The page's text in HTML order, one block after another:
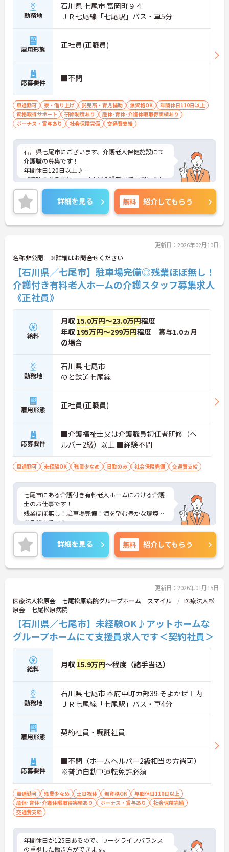
勤務地
石川県 七尾市 富岡町９４
ＪＲ七尾線「七尾駅」バス・車5分
雇用形態 正社員(正職員)
応募要件 ■不問
車通勤可 寮・借り上げ 託児所・育児補助 無資格OK
年間休日110日以上
資格取得サポート
研修制度あり
産休･育休･介護休暇取得実績あり
ボーナス・賞与あり
社会保険完備 交通費支給
石川県七尾市にございます、介護老人保健施設にて
介護職の募集です！
年間休日120日以上♪
ご興味のある方は、マイナビ介護職までお問い合わ
せください。
詳細を見る 無料 紹介してもらう
更新日：2026年02月10日
名称非公開 ※詳細はお問合せください
【石川県／七尾市】駐車場完備◎残業ほぼ無し！
介護付き有料老人ホームの介護スタッフ募集求人
《正社員》
給料
月収 15.0万円～23.0万円程度
年収 195万円～299万円程度 賞与1.0ヵ月
の場合
勤務地
石川県 七尾市
のと鉄道七尾線
雇用形態 正社員(正職員)
応募要件
■介護福祉士又は介護職員初任者研修（ヘ
ルパー2級）以上 ■経験不問
車通勤可 未経験OK 残業少なめ 日勤のみ 社会保険完備 交通費支給
七尾市にある介護付き有料老人ホームにおける介護
士のお仕事です！
残業ほぼ無し！駐車場完備！海を望む豊かな環境に
ある施設です！
ご興味ある方には、面接のポイントなど、さらに詳
細をお話致しますのでお気軽にご相談ください。
詳細を見る 無料 紹介してもらう
更新日：2026年01月15日
医療法人松原会 七尾松原病院グループホーム スマイル
医療法人松
原会 七尾松原病院
【石川県／七尾市】未経験OK♪アットホームな
グループホームにて支援員求人です＜契約社員＞
給料 月収 15.9万円～程度（諸手当込）
勤務地
石川県 七尾市 本府中町カ部39 そよかぜⅠ内
ＪＲ七尾線「七尾駅」バス・車4分
雇用形態 契約社員・嘱託社員
応募要件
■不問（ホームヘルパー2級相当の方尚可）
※普通自動車運転免許必須
車通勤可 残業少なめ 土日祝休 無資格OK
年間休日110日以上
産休･育休･介護休暇取得実績あり
ボーナス・賞与あり
社会保険完備
交通費支給
年間休日が125日あるので、ワークライフバランス
の重視した働き方ができます。